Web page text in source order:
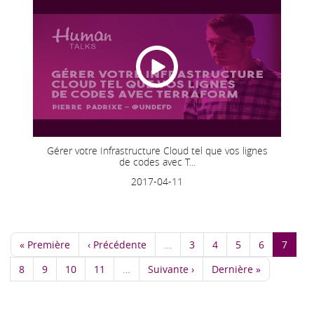
Gérer votre Infrastructure Cloud tel que vos lignes
de codes avec T...
2017-04-11
« Première ‹ Précédente 3 4 5 6
7
8
9 10 11 Suivante › Dernière »